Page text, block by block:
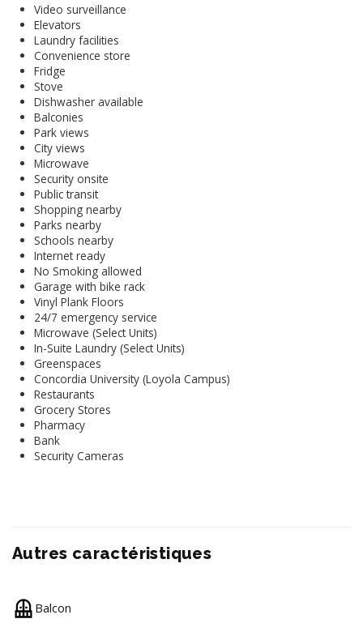
Video surveillance
Elevators
Laundry facilities
Convenience store
Fridge
Stove
Dishwasher available
Balconies
Park views
City views
Microwave
Security onsite
Public transit
Shopping nearby
Parks nearby
Schools nearby
Internet ready
No Smoking allowed
Garage with bike rack
Vinyl Plank Floors
24/7 emergency service
Microwave (Select Units)
In-Suite Laundry (Select Units)
Greenspaces
Concordia University (Loyola Campus)
Restaurants
Grocery Stores
Pharmacy
Bank
Security Cameras
Autres caractéristiques
Balcon